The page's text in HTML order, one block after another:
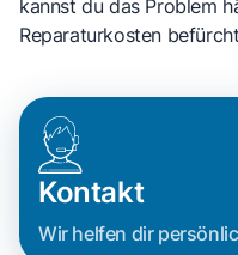
kannst du das Problem
Reparaturkosten
Kontakt
Wir helfen dir